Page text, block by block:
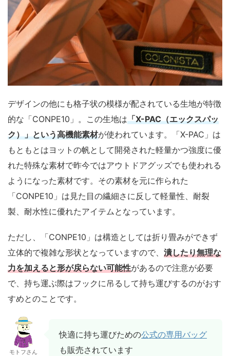
デザインの他にも格子状の模様が配されている生地が特徴
的な「CONPE10」。この生地は「X-PAC（エックスパッ
ク）」という高機能素材が使われています。「X-PAC」は
もともとはヨットの帆として開発された軽量かつ強度に優
れた特殊な素材で昨今ではアウトドアグッズでも使われる
ようになった素材です。その素材を元に作られた
「CONPE10」は見た目の繊細さに反して軽量性、耐裂
製、耐水性に優れたアイテムとなっています。
ただし、「CONPE10」は構造としては折り畳みができず
立体的で複雑な形状となっていますので、 潰したり無理な
力を加えると形が戻らない可能性があるので注意が必要
で、持ち運ぶ際はフックに吊るして持ち運びするのがおす
すめとのことです。
モトフさん
快適に持ち運びための公式の専用バッグ
も販売されています